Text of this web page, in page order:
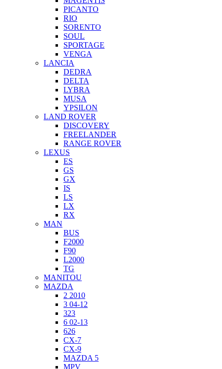
PICANTO
RIO
SORENTO
SOUL
SPORTAGE
VENGA
LANCIA
DEDRA
DELTA
LYBRA
MUSA
YPSILON
LAND ROVER
DISCOVERY
FREELANDER
RANGE ROVER
LEXUS
ES
GS
GX
IS
LS
LX
RX
MAN
BUS
F2000
F90
L2000
TG
MANITOU
MAZDA
2 2010
3 04-12
323
6 02-13
626
CX-7
CX-9
MAZDA 5
MPV